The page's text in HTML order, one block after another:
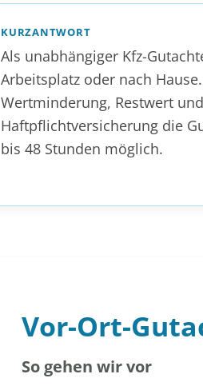
KURZANTWORT
Als unabhängiger Kfz-
Arbeitsplatz oder nach
Wertminderung, Restwert
Haftpflichtversicherung die
bis 48 Stunden möglich.
Vor-Ort-
So gehen wir vor